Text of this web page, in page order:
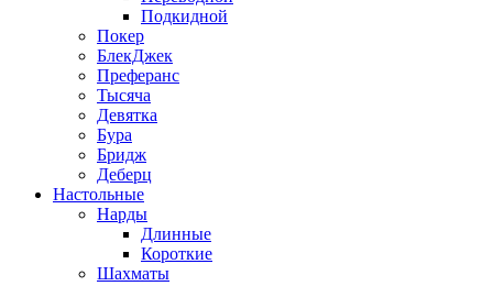
Подкидной
Покер
БлекДжек
Преферанс
Тысяча
Девятка
Бура
Бридж
Деберц
Настольные
Нарды
Длинные
Короткие
Шахматы